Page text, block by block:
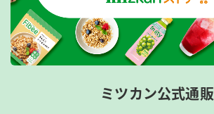
ミツカン公式通販